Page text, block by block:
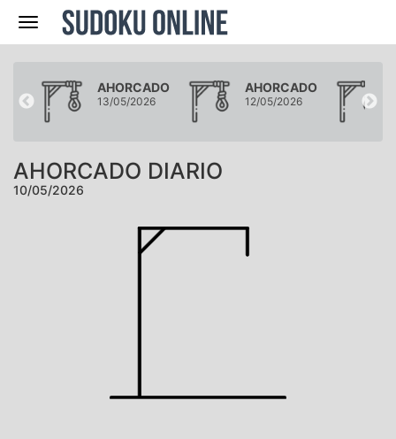
Navegación
AHORCADO
13/05/2026
AHORCADO
12/05/2026
AHORCADO DIARIO
10/05/2026